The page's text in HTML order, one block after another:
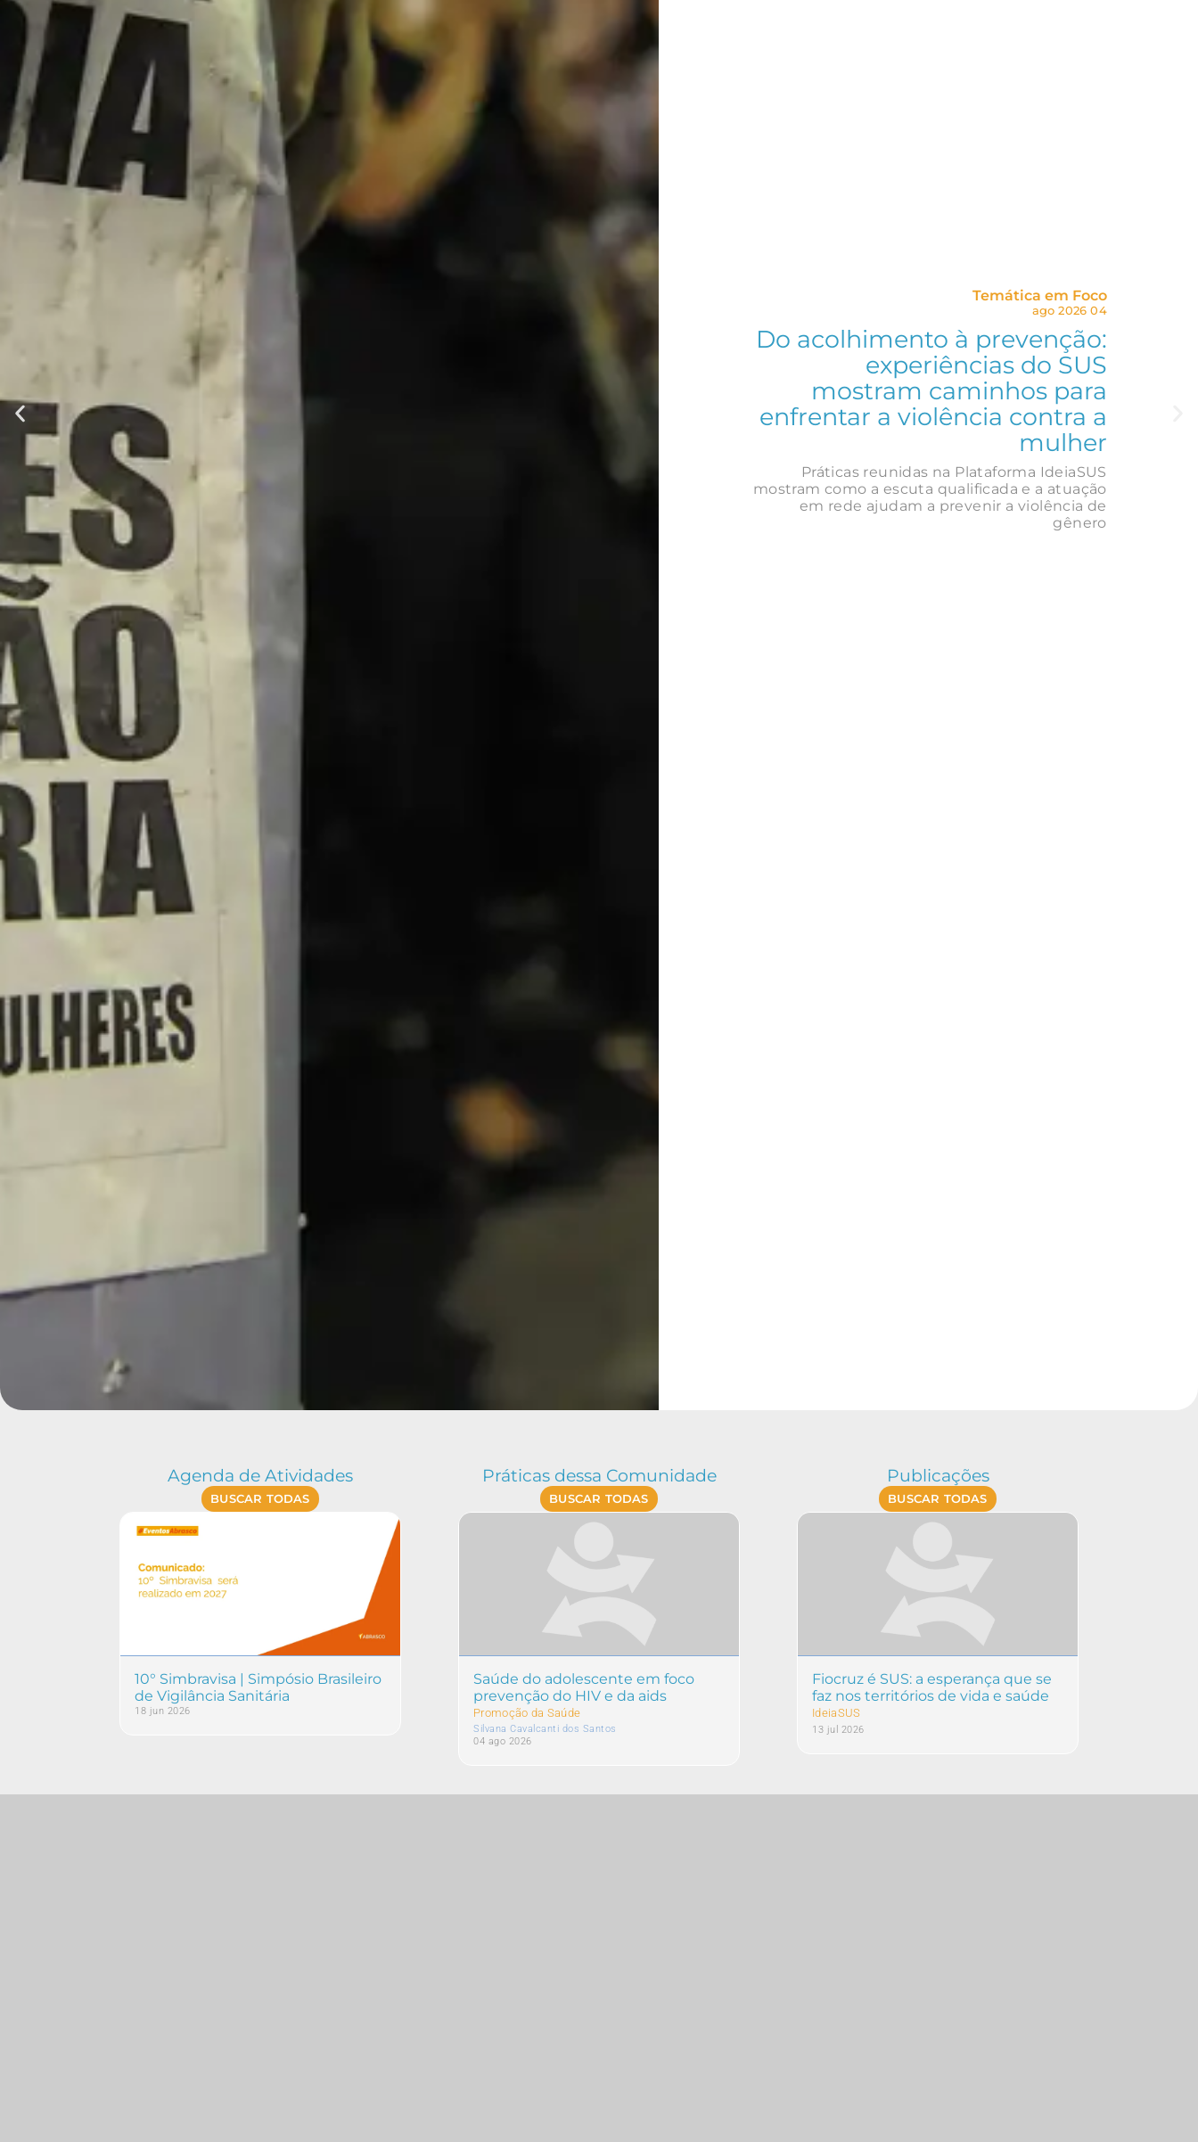
Temática em Foco
04 ago 2026
Do acolhimento à prevenção:
experiências do SUS
mostram caminhos para
enfrentar a violência contra a
mulher
Práticas reunidas na Plataforma IdeiaSUS
mostram como a escuta qualificada e a atuação
em rede ajudam a prevenir a violência de
gênero
Agenda de Atividades
BUSCAR TODAS
10° Simbravisa | Simpósio Brasileiro
de Vigilância Sanitária
18 jun 2026
Práticas dessa Comunidade
BUSCAR TODAS
Saúde do adolescente em foco
prevenção do HIV e da aids
Promoção da Saúde
Silvana Cavalcanti dos Santos
04 ago 2026
Publicações
BUSCAR TODAS
Fiocruz é SUS: a esperança que se
faz nos territórios de vida e saúde
IdeiaSUS
13 jul 2026